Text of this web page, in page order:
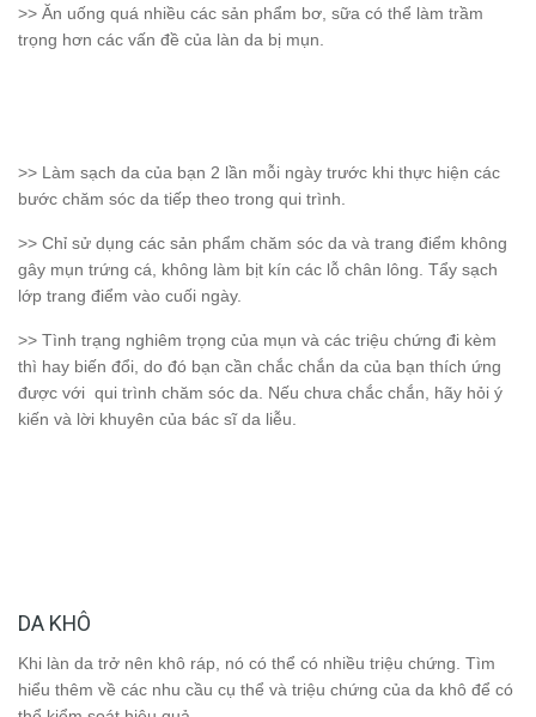
>> Ăn uống quá nhiều các sản phẩm bơ, sữa có thể làm trầm
trọng hơn các vấn đề của làn da bị mụn.
>> Làm sạch da của bạn 2 lần mỗi ngày trước khi thực hiện các
bước chăm sóc da tiếp theo trong qui trình.
>> Chỉ sử dụng các sản phẩm chăm sóc da và trang điểm không
gây mụn trứng cá, không làm bịt kín các lỗ chân lông. Tẩy sạch
lớp trang điểm vào cuối ngày.
>> Tình trạng nghiêm trọng của mụn và các triệu chứng đi kèm
thì hay biến đổi, do đó bạn cần chắc chắn da của bạn thích ứng
được với qui trình chăm sóc da. Nếu chưa chắc chắn, hãy hỏi ý
kiến và lời khuyên của bác sĩ da liễu.
DA KHÔ
Khi làn da trở nên khô ráp, nó có thể có nhiều triệu chứng. Tìm
hiểu thêm về các nhu cầu cụ thể và triệu chứng của da khô để có